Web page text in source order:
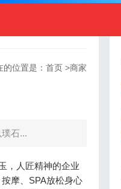
的位置是： 首页 >商家
石...
，人匠精神的企业
摩、SPA放松身心